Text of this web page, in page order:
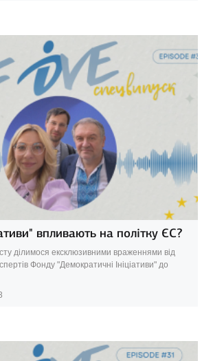
впливають на політку ЄС?
ділимося ексклюзивними враженнями від
Фонду "Демократичні Ініціативи" до